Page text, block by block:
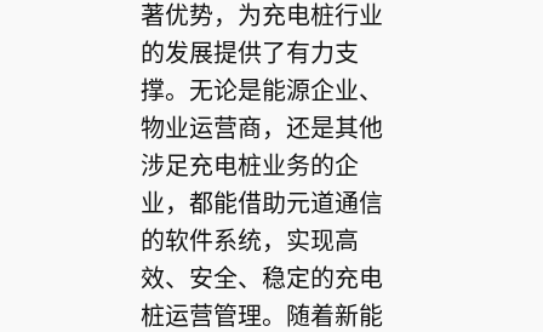
著优势，为充电桩行业
的发展提供了有力支
撑。无论是能源企业、
物业运营商，还是其他
涉足充电桩业务的企
业，都能借助元道通信
的软件系统，实现高
效、安全、稳定的充电
桩运营管理。随着新能